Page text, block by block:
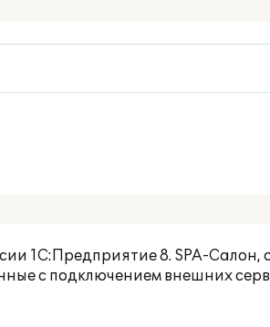
1С:Предприятие 8. SPA-Салон,
с подключением внешних